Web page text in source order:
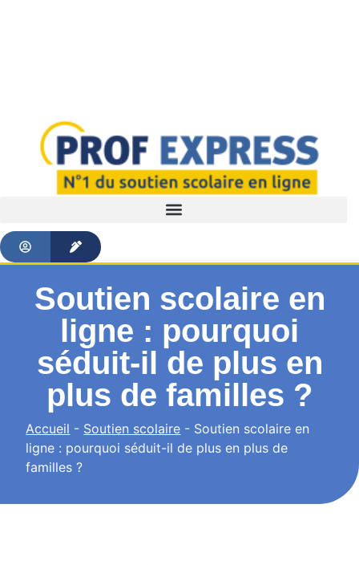
Soutien scolaire en
ligne : pourquoi
séduit-il de plus en
plus de familles ?
Accueil - Soutien scolaire - Soutien scolaire en
ligne : pourquoi séduit-il de plus en plus de
familles ?